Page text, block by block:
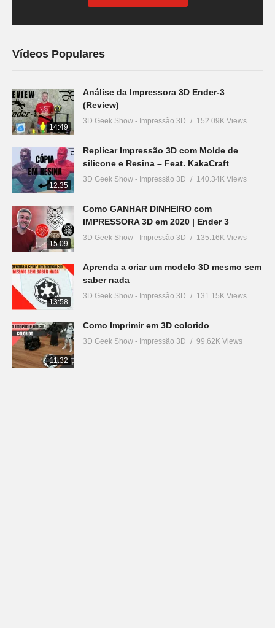
Vídeos Populares
14:49
Análise da Impressora 3D Ender-3
(Review)
3D Geek Show - Impressão 3D 152.09K Views
12:35
Replicar Impressão 3D com Molde de
silicone e Resina – Feat. KakaCraft
3D Geek Show - Impressão 3D 140.34K Views
15:09
Como GANHAR DINHEIRO com
IMPRESSORA 3D em 2020 | Ender 3
3D Geek Show - Impressão 3D 135.16K Views
13:58
Aprenda a criar um modelo 3D mesmo sem
saber nada
3D Geek Show - Impressão 3D 131.15K Views
11:32
Como Imprimir em 3D colorido
3D Geek Show - Impressão 3D 99.62K Views